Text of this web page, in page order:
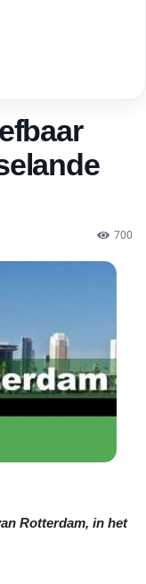
700
Rotterdam, in het